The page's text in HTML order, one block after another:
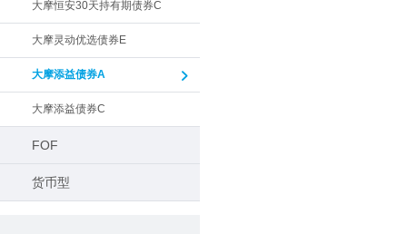
大摩恒安30天持有期债券C
大摩灵动优选债券E
大摩添益债券A
大摩添益债券C
FOF
货币型